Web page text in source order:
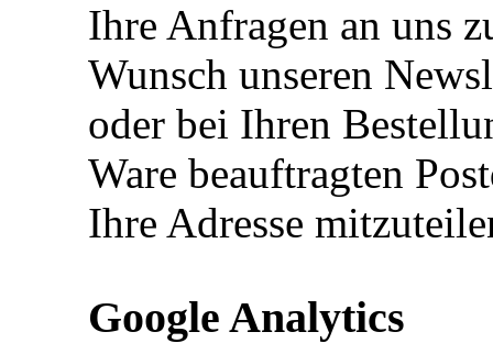
Ihre Anfragen an uns
Wunsch unseren
oder bei Ihren
Ware beauftragten
Ihre Adresse
Google Analytics